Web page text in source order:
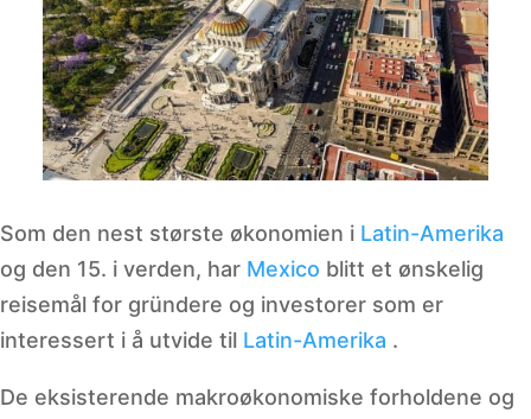
Som den nest største økonomien i Latin-Amerika
og den 15. i verden, har Mexico blitt et ønskelig
reisemål for gründere og investorer som er
interessert i å utvide til Latin-Amerika .
De eksisterende makroøkonomiske forholdene og